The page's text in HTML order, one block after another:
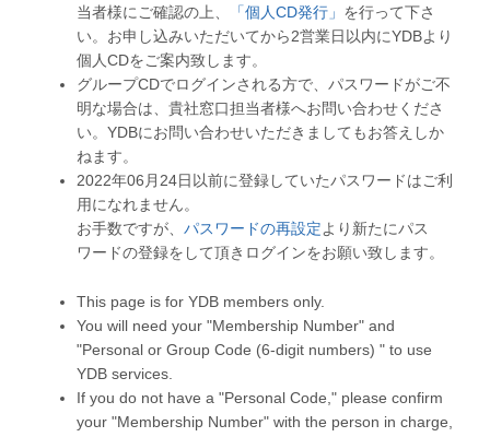
当者様にご確認の上、
「個人CD発行」 を行って下さ
い。お申し込みいただいてから2営業日以内にYDBより
個人CDをご案内致します。
グループCDでログインされる方で、パスワードがご不
明な場合は、貴社窓口担当者様へお問い合わせくださ
い。YDBにお問い合わせいただきましてもお答えしか
ねます。
2022年06月24日以前に登録していたパスワードはご利
用になれません。
お手数ですが、 パスワードの再設定より新たにパス
ワードの登録をして頂きログインをお願い致します。
This page is for YDB members only.
You will need your "Membership Number" and
"Personal or Group Code (6-digit numbers) " to use
YDB services.
If you do not have a "Personal Code," please confirm
your "Membership Number" with the person in charge,